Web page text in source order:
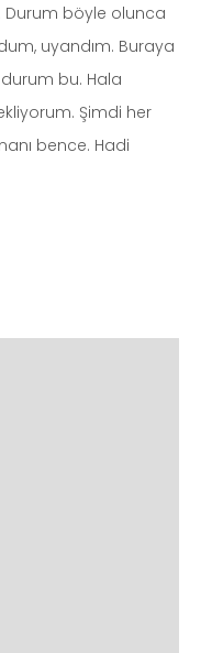
Durum böyle olunca
uyandım. Buraya
bu. Hala
Şimdi her
bence. Hadi